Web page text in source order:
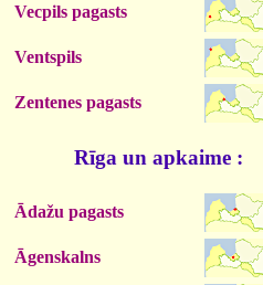
Vecpils pagasts
Ventspils
Zentenes pagasts
Rīga un apkaime :
Ādažu pagasts
Āgenskalns